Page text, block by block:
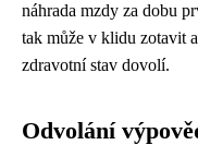
náhrada mzdy za dobu
tak může v klidu zotavit
zdravotní stav dovolí.
Odvolání